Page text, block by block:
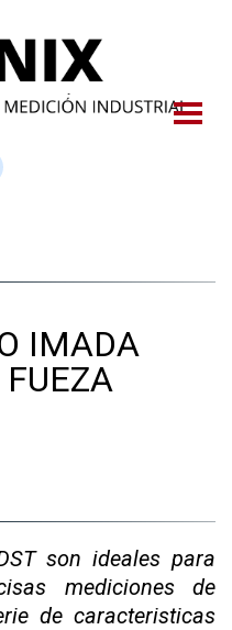
IMADA
son ideales para
mediciones de
de caracteristicas